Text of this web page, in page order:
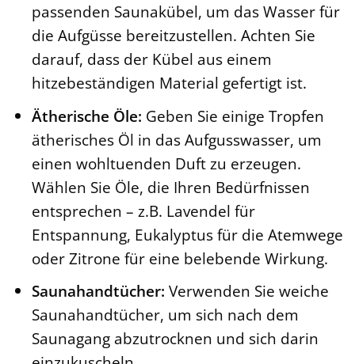
passenden Saunakübel, um das Wasser für
die Aufgüsse bereitzustellen. Achten Sie
darauf, dass der Kübel aus einem
hitzebeständigen Material gefertigt ist.
Ätherische Öle: Geben Sie einige Tropfen
ätherisches Öl in das Aufgusswasser, um
einen wohltuenden Duft zu erzeugen.
Wählen Sie Öle, die Ihren Bedürfnissen
entsprechen – z.B. Lavendel für
Entspannung, Eukalyptus für die Atemwege
oder Zitrone für eine belebende Wirkung.
Saunahandtücher: Verwenden Sie weiche
Saunahandtücher, um sich nach dem
Saunagang abzutrocknen und sich darin